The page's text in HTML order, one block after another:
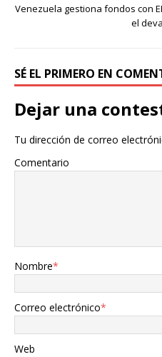
Venezuela gestiona fondos con
el
SÉ EL PRIMERO EN
Dejar una
Tu dirección de correo
Comentario
Nombre*
Correo electrónico*
Web